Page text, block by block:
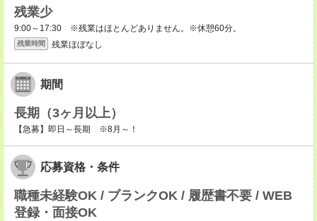
残業少
9:00～17:30 ※残業はほとんどありません。※休憩60分。
残業時間 残業ほぼなし
期間
長期（3ヶ月以上）
【急募】即日～長期 ※8月～！
応募資格・条件
職種未経験OK / ブランクOK / 履歴書不要 / WEB
登録・面接OK